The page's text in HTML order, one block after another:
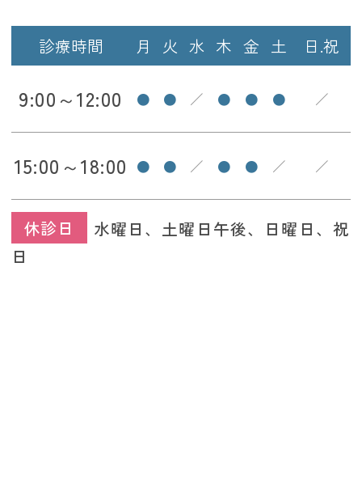
休診日
水曜日、土曜日午後、日曜日、祝
日
診療時間 月 火 水 木 金 土 日.祝
9:00～12:00 ● ● ／ ● ● ● ／
15:00～18:00 ● ● ／ ● ● ／ ／